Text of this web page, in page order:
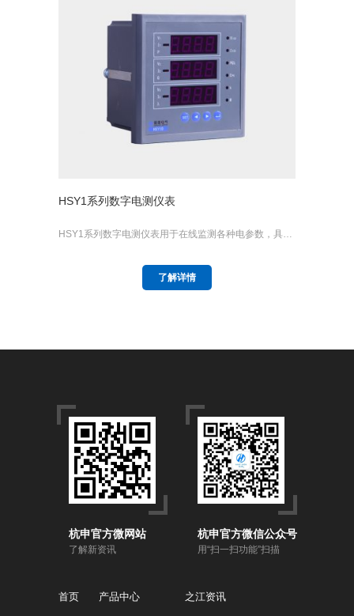
HSY1系列数字电测仪表
HSY1系列数字电测仪表用于在线监测各种电参数，具…
了解详情
杭申官方微网站
了解新资讯
杭申官方微信公众号
用“扫一扫功能”扫描
首页 产品中心 之江资讯